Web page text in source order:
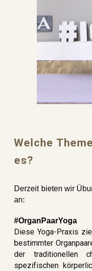
Welche
es?
Derzeit bieten wir
an:
#OrganPaarYoga
Diese Yoga-Praxis
bestimmter
der traditionellen
spezifischen